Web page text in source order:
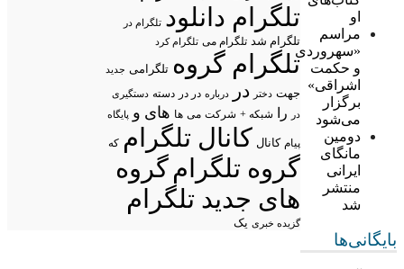
او
مراسم
«سهروردی
و حکمت
اشراقی»
برگزار
می‌شود
دومین
مانگای
ایرانی
منتشر
شد
بایگانی‌ها
تلگرام دانلود تلگرام در
تلگرام شد تلگرام می تلگرام کرد
تلگرام گروه تلگرامی جدید
جهت دختر در درباره در در دسته دستگیری
در
را شبکه + شرکت می ها های و پایگاه
پیام کانال کانال تلگرام که
گروه تلگرامگروه
های جدید تلگرام
گزیده خبری یک